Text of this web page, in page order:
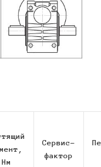
Нм
Сервис-
фактор